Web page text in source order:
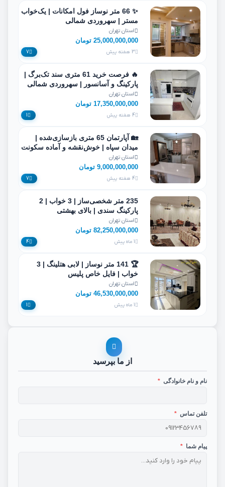
✨ 66 متر نوساز فول امکانات | یک‌خواب
مستر | سهروردی شمالی
استان تهران
25,000,000,000 تومان
3 هفته پیش 7
🔥 فرصت خرید 61 متری سند تک‌برگ |
پارکینگ و آسانسور | سهروردی شمالی
استان تهران
17,350,000,000 تومان
4 هفته پیش 1
🏡 آپارتمان 65 متری بازسازی‌شده |
میدان سپاه | خوش‌نقشه و آماده سکونت
استان تهران
9,000,000,000 تومان
4 هفته پیش 7
235 متر شخصی‌ساز | 3 خواب | 2
پارکینگ سندی | بالای بهشتی
استان تهران
82,250,000,000 تومان
1 ماه پیش 4
🏆 141 متر نوساز | لابی هتلینگ | 3
خواب | فایل خاص پلیس
استان تهران
46,530,000,000 تومان
1 ماه پیش 1
از ما بپرسید
نام و نام خانوادگی *
تلفن تماس *
پیام شما *